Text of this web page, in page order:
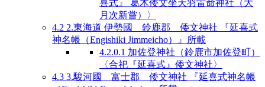
喜式』 葛木倭文坐天羽雷命神社（大
月次新嘗）〉
4.2 2.東海道 伊勢國 鈴鹿郡 倭文神社 『延喜式
神名帳（Engishiki Jimmeicho）』所載
4.2.0.1 加佐登神社（鈴鹿市加佐登町）
〈合祀『延喜式』倭文神社〉
4.3 3.駿河國 富士郡 倭文神社 『延喜式神名帳